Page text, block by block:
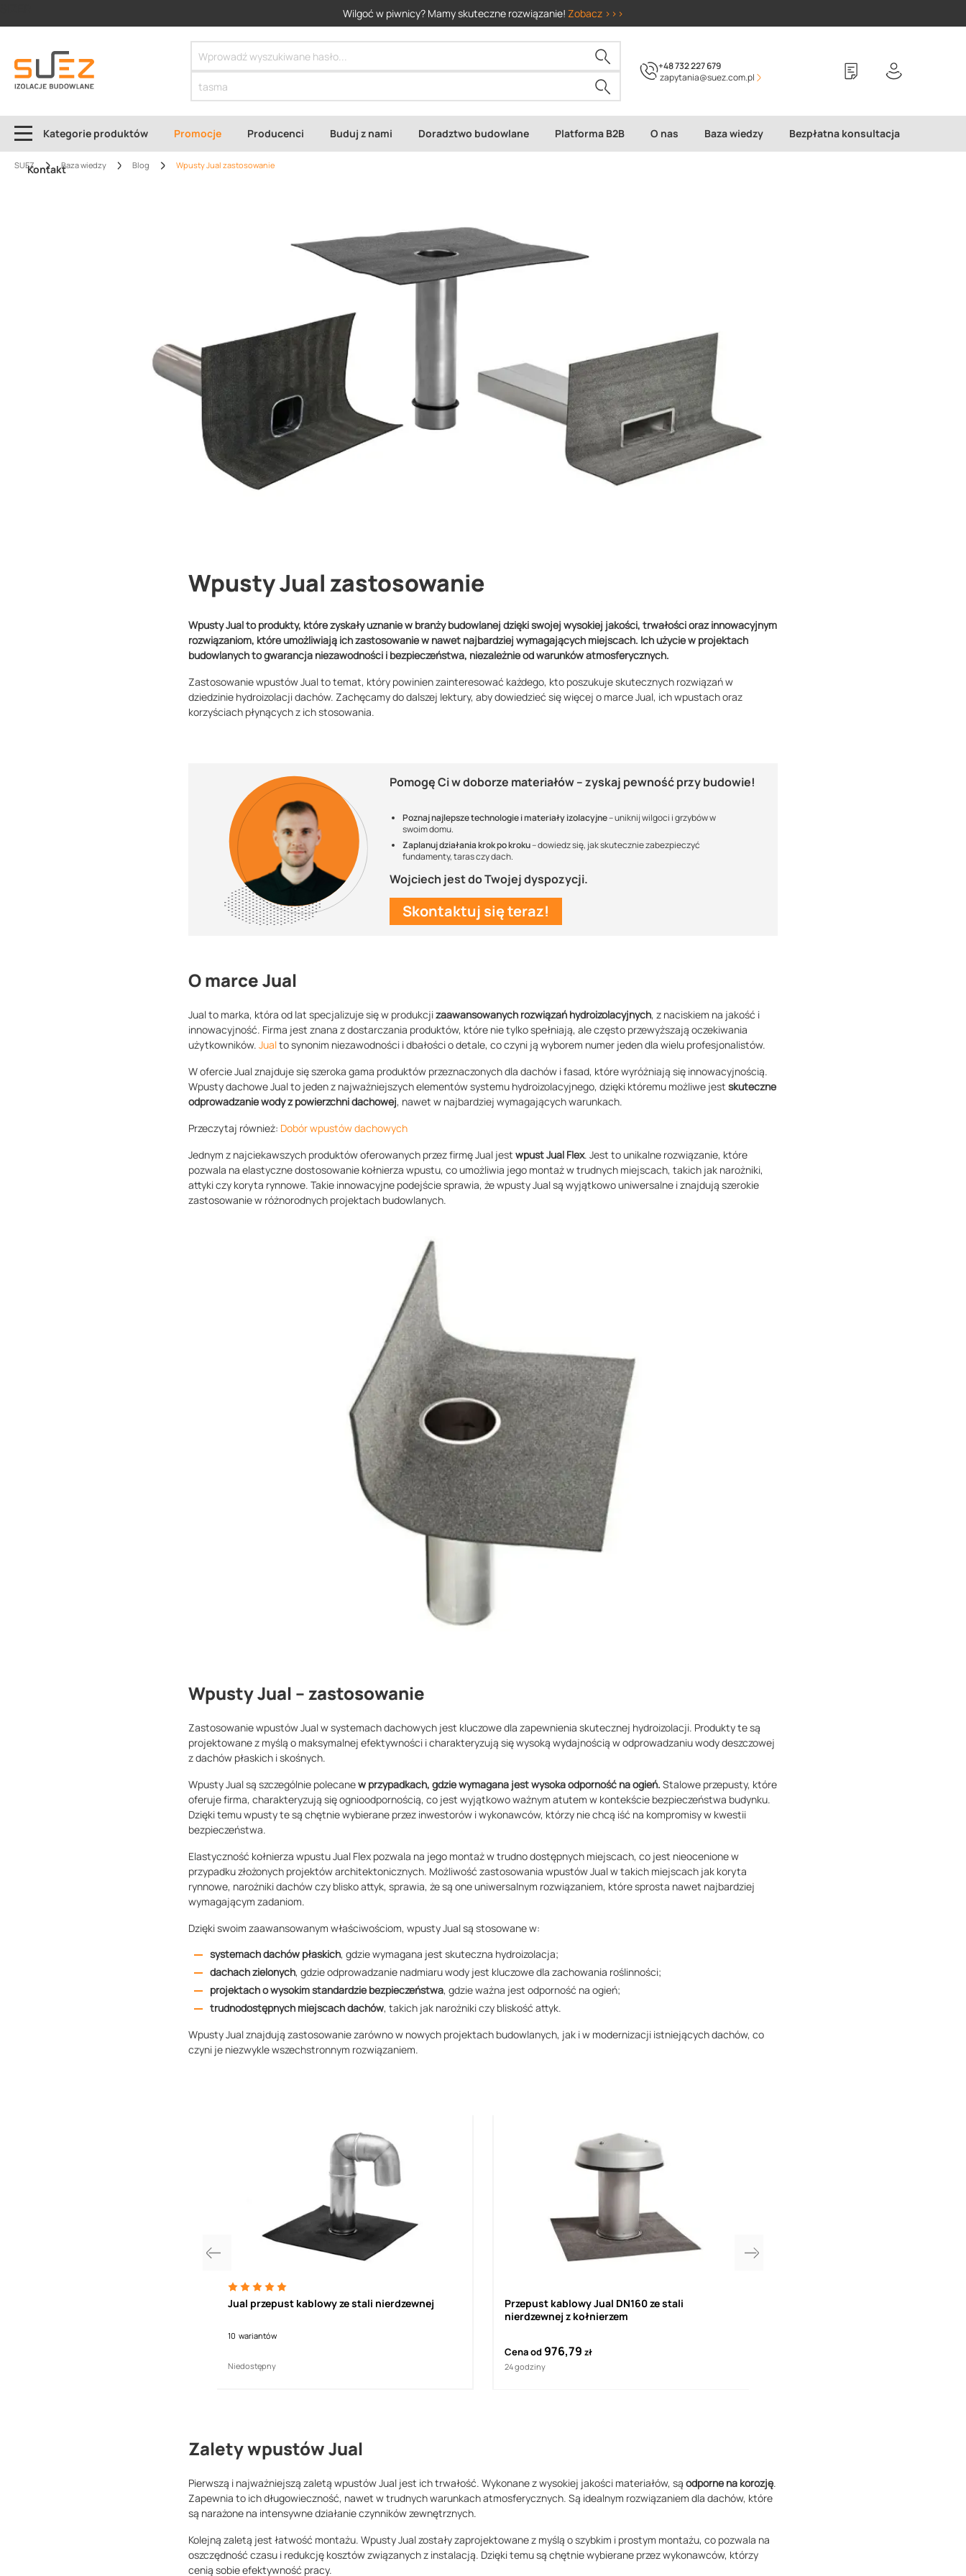
Wilgoć w piwnicy? Mamy skuteczne rozwiązanie! Zobacz >>>
+48 732 227 679
zapytania@suez.com.pl
Kategorie produktów Promocje Producenci Buduj z nami Doradztwo budowlane Platforma B2B O nas Baza wiedzy Bezpłatna konsultacja
Kontakt
SUEZ Baza wiedzy Blog Wpusty Jual zastosowanie
Wpusty Jual zastosowanie
Wpusty Jual to produkty, które zyskały uznanie w branży budowlanej dzięki swojej wysokiej jakości, trwałości oraz innowacyjnym
rozwiązaniom, które umożliwiają ich zastosowanie w nawet najbardziej wymagających miejscach. Ich użycie w projektach
budowlanych to gwarancja niezawodności i bezpieczeństwa, niezależnie od warunków atmosferycznych.
Zastosowanie wpustów Jual to temat, który powinien zainteresować każdego, kto poszukuje skutecznych rozwiązań w
dziedzinie hydroizolacji dachów. Zachęcamy do dalszej lektury, aby dowiedzieć się więcej o marce Jual, ich wpustach oraz
korzyściach płynących z ich stosowania.
Pomogę Ci w doborze materiałów – zyskaj pewnośćprzy budowie!
Poznaj najlepsze technologie i materiały izolacyjne– uniknij wilgoci i grzybów w
swoim domu.
Zaplanuj działania krok po kroku– dowiedz się, jak skutecznie zabezpieczyć
fundamenty, taras czy dach.
Wojciech jest do Twojej dyspozycji.
Skontaktuj się teraz!
O marce Jual
Jual to marka, która od lat specjalizuje się w produkcjizaawansowanych rozwiązań hydroizolacyjnych, z naciskiem na jakość i
innowacyjność. Firma jest znana z dostarczania produktów, które nie tylko spełniają, ale często przewyższają oczekiwania
użytkowników. Jualto synonim niezawodności i dbałości o detale, co czyni ją wyborem numer jeden dla wielu profesjonalistów.
W ofercie Jual znajduje się szeroka gama produktów przeznaczonych dla dachów i fasad, które wyróżniają się innowacyjnością.
Wpusty dachowe Jual to jeden z najważniejszych elementów systemu hydroizolacyjnego, dzięki któremu możliwe jest skuteczne
odprowadzanie wody z powierzchni dachowej, nawet w najbardziej wymagających warunkach.
Przeczytaj również: Dobór wpustów dachowych
Jednym z najciekawszych produktów oferowanych przez firmę Jual jest wpust Jual Flex. Jest to unikalne rozwiązanie, które
pozwala na elastyczne dostosowanie kołnierza wpustu, co umożliwia jego montaż w trudnych miejscach, takich jak narożniki,
attyki czy koryta rynnowe. Takie innowacyjne podejście sprawia, że wpusty Jual są wyjątkowo uniwersalne i znajdują szerokie
zastosowanie w różnorodnych projektach budowlanych.
Wpusty Jual – zastosowanie
Zastosowanie wpustów Jual w systemach dachowych jest kluczowe dla zapewnienia skutecznej hydroizolacji. Produkty te są
projektowane z myślą o maksymalnej efektywności i charakteryzują się wysoką wydajnością w odprowadzaniu wody deszczowej
z dachów płaskich i skośnych.
Wpusty Jual są szczególnie polecanew przypadkach, gdzie wymagana jest wysoka odporność na ogień. Stalowe przepusty, które
oferuje firma, charakteryzują się ognioodpornością, co jest wyjątkowo ważnym atutem w kontekście bezpieczeństwa budynku.
Dzięki temu wpusty te są chętnie wybierane przez inwestorów i wykonawców, którzy nie chcą iść na kompromisy w kwestii
bezpieczeństwa.
Elastyczność kołnierza wpustu Jual Flex pozwala na jego montaż w trudno dostępnych miejscach, co jest nieocenione w
przypadku złożonych projektów architektonicznych. Możliwość zastosowania wpustów Jual w takich miejscach jak koryta
rynnowe, narożniki dachów czy blisko attyk, sprawia, że są one uniwersalnym rozwiązaniem, które sprosta nawet najbardziej
wymagającym zadaniom.
Dzięki swoim zaawansowanym właściwościom, wpusty Jual są stosowane w:
systemach dachów płaskich, gdzie wymagana jest skuteczna hydroizolacja;
dachach zielonych, gdzie odprowadzanie nadmiaru wody jest kluczowe dla zachowania roślinności;
projektach o wysokim standardzie bezpieczeństwa, gdzie ważna jest odporność na ogień;
trudnodostępnych miejscach dachów, takich jak narożniki czy bliskość attyk.
Wpusty Jual znajdują zastosowanie zarówno w nowych projektach budowlanych, jak i w modernizacji istniejących dachów, co
czyni je niezwykle wszechstronnym rozwiązaniem.
Jual przepust kablowy ze stali nierdzewnej
10 wariantów
Niedostępny
Przepust kablowy Jual DN160 ze stali
nierdzewnej z kołnierzem
Cena od976,79 zł
24 godziny
Zalety wpustów Jual
Pierwszą i najważniejszą zaletą wpustów Jual jest ich trwałość. Wykonane z wysokiej jakości materiałów, są odporne na korozję.
Zapewnia to ich długowieczność, nawet w trudnych warunkach atmosferycznych. Są idealnym rozwiązaniem dla dachów, które
są narażone na intensywne działanie czynników zewnętrznych.
Kolejną zaletą jest łatwość montażu. Wpusty Jual zostały zaprojektowane z myślą o szybkim i prostym montażu, co pozwala na
oszczędność czasu i redukcję kosztów związanych z instalacją. Dzięki temu są chętnie wybierane przez wykonawców, którzy
cenią sobie efektywność pracy.